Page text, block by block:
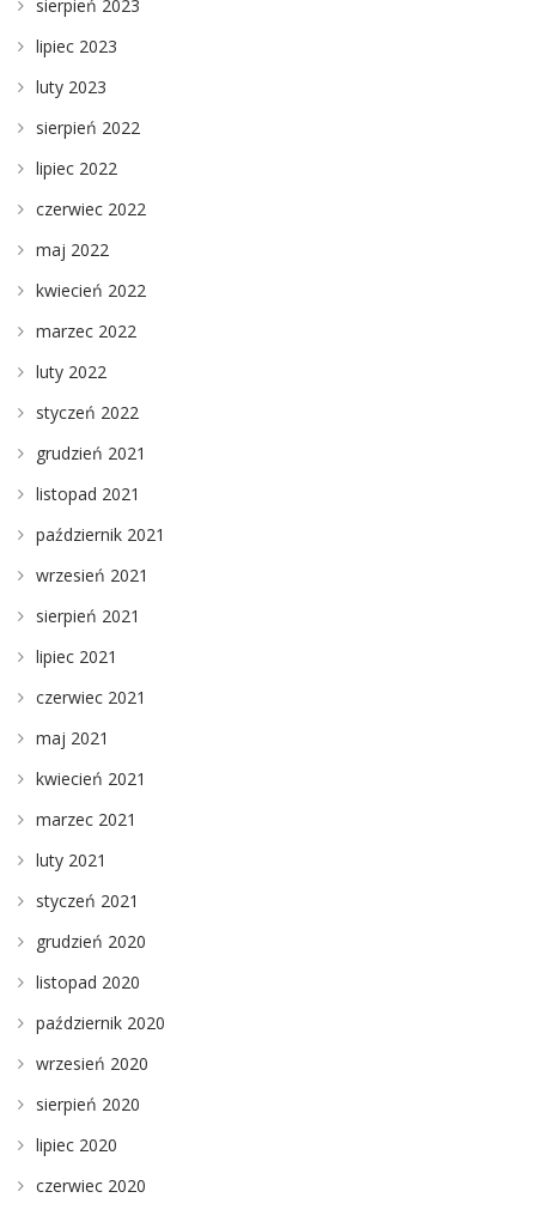
sierpień 2023
lipiec 2023
luty 2023
sierpień 2022
lipiec 2022
czerwiec 2022
maj 2022
kwiecień 2022
marzec 2022
luty 2022
styczeń 2022
grudzień 2021
listopad 2021
październik 2021
wrzesień 2021
sierpień 2021
lipiec 2021
czerwiec 2021
maj 2021
kwiecień 2021
marzec 2021
luty 2021
styczeń 2021
grudzień 2020
listopad 2020
październik 2020
wrzesień 2020
sierpień 2020
lipiec 2020
czerwiec 2020